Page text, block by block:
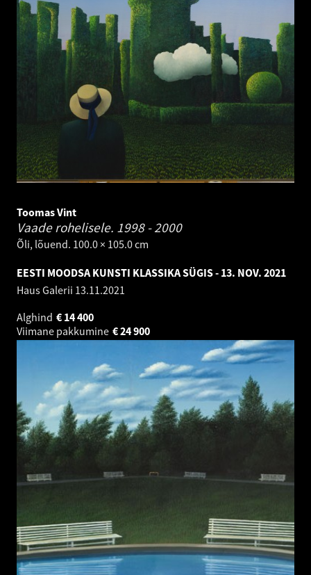
Toomas Vint
Vaade rohelisele. 1998 - 2000
Õli, lõuend. 100.0 × 105.0 cm
EESTI MOODSA KUNSTI KLASSIKA SÜGIS - 13. NOV. 2021
Haus Galerii 13.11.2021
Alghind
14 400
€
Viimane pakkumine
24 900
€